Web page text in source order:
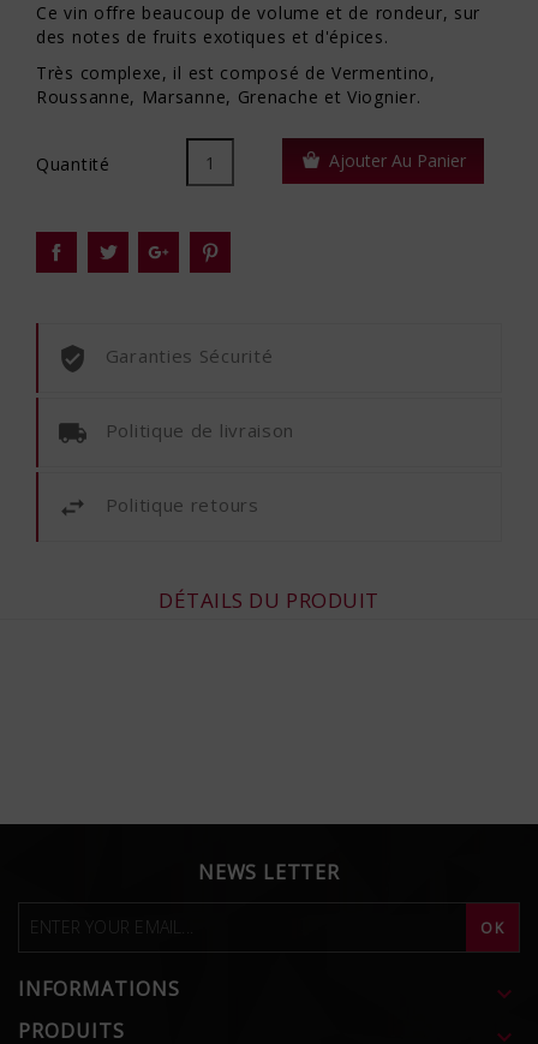
Ce vin offre beaucoup de volume et de rondeur, sur
des notes de fruits exotiques et d'épices.
Très complexe, il est composé de Vermentino,
Roussanne, Marsanne, Grenache et Viognier.
Quantité Ajouter Au Panier
Garanties Sécurité
Politique de livraison
Politique retours
DÉTAILS DU PRODUIT
NEWS LETTER
INFORMATIONS 
PRODUITS 